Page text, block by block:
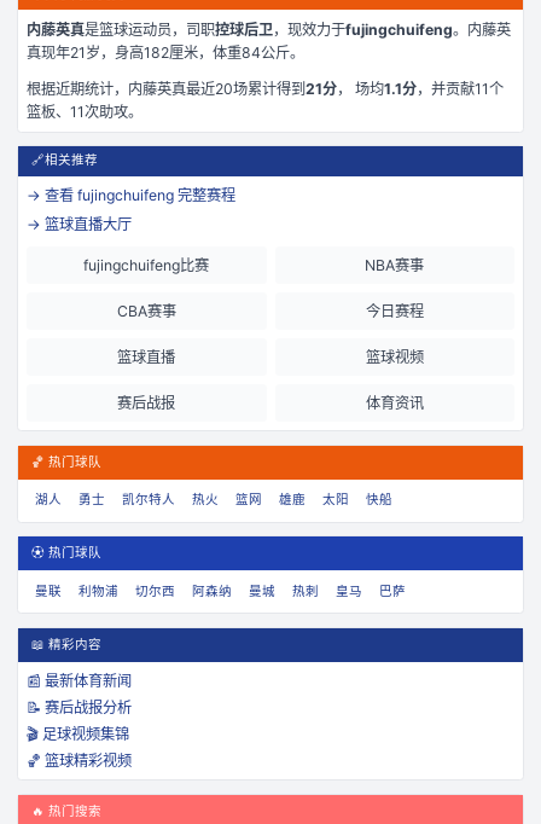
内藤英真是篮球运动员，司职控球后卫，现效力于fujingchuifeng。 内藤英
真现年21岁 ，身高182厘米，体重84公斤。
根据近期统计， 内藤英真最近20场累计得到21分， 场均1.1分，并贡献11个
篮板、 11次助攻。
🔗相关推荐
→ 查看 fujingchuifeng 完整赛程
→ 篮球直播大厅
fujingchuifeng比赛 NBA赛事
CBA赛事 今日赛程
篮球直播 篮球视频
赛后战报 体育资讯
🏀 热门球队
湖人 勇士 凯尔特人 热火 篮网 雄鹿 太阳 快船
⚽ 热门球队
曼联 利物浦 切尔西 阿森纳 曼城 热刺 皇马 巴萨
📖 精彩内容
📰 最新体育新闻
📝 赛后战报分析
🎬 足球视频集锦
🏀 篮球精彩视频
🔥 热门搜索